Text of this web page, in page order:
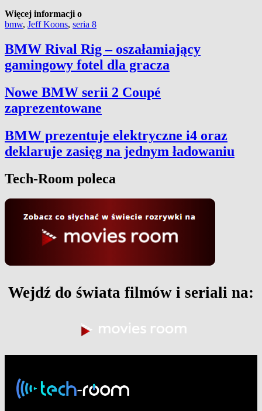
Więcej informacji o
bmw, Jeff Koons, seria 8
BMW Rival Rig – oszałamiający
gamingowy fotel dla gracza
Nowe BMW serii 2 Coupé
zaprezentowane
BMW prezentuje elektryczne i4 oraz
deklaruje zasięg na jednym ładowaniu
Tech-Room poleca
Wejdź do świata filmów i seriali na: